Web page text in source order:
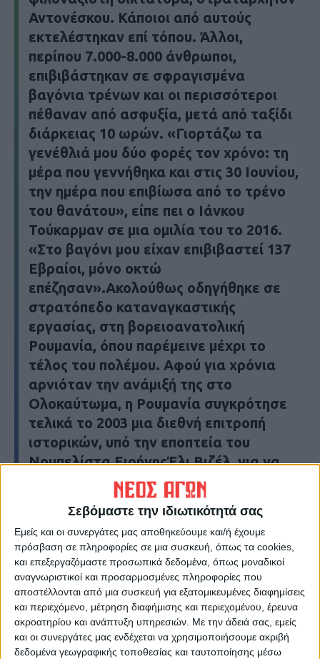
Σεβόμαστε την ιδιωτικότητά σας
Εμείς και οι συνεργάτες μας αποθηκεύουμε και/ή έχουμε
πρόσβαση σε πληροφορίες σε μια συσκευή, όπως τα cookies,
και επεξεργαζόμαστε προσωπικά δεδομένα, όπως μοναδικοί
αναγνωριστικοί και προσαρμοσμένες πληροφορίες που
αποστέλλονται από μια συσκευή για εξατομικευμένες διαφημίσεις
και περιεχόμενο, μέτρηση διαφήμισης και περιεχομένου, έρευνα
ακροατηρίου και ανάπτυξη υπηρεσιών. Με την άδειά σας, εμείς
και οι συνεργάτες μας ενδέχεται να χρησιμοποιήσουμε ακριβή
δεδομένα γεωγραφικής τοποθεσίας και ταυτοποίησης μέσω
Αντονέσκου. Κάποιοι από αυτούς
εκτελέστηκαν επί τόπου. Άλλοι,
περίπου 7.000-8.000 άνθρωποι,
επιβιβάστηκαν σε σφραγισμένα
βαγόνια τρένων και οι περισσότεροι
πέθαναν από ασφυξία, μετά από ταξίδι
διάρκειας 10 ωρών. «Γιορτάζω τα
γενέθλιά μου δύο φορές τον χρόνο: τη
μέρα που γεννήθηκα και στις 30 Ιουνίου,
την ημέρα που επιβίωσα από το τρένο
του θανάτου», είπε πει ο Ιάνκου
Τούκαρμαν σε μια ομιλία του το 2016.
«Στο βαγόνι μου είχαν επιβιβαστεί 137
Εβραίοι, μόνο οκτώ
επέζησαν».Ακολούθως οδηγήθηκε σε
στρατόπεδο καταναγκαστικής
εργασίας, στη βορειοανατολική
Ρουμανία, όπου παρέμεινε μέχρι το
τέλος του πολέμου. Αφού για χρόνια
αρνιόταν την ανάμιξή της στο
Ολοκαύτωμα, η Ρουμανία συγκρότησε
τελικά το 2003 μια διεθνή επιτροπή
ιστορικών, υπό την εποπτεία του
Νομπελίστα ΕιρήνηςΈλι Βιζέλ, για να
ρίξει φως σε αυτή τη σκοτεινή σελίδα
της ιστορίας της.
Τελευταίες Ειδήσεις Σήμερα
Ακολούθησε την εφημερίδα ΝΕΟΣ
ΑΓΩΝ στο Google News!
Όλες οι εξελίξεις στην περιοχή της
Καρδίτσας και ευρύτερα της Θεσσαλίας